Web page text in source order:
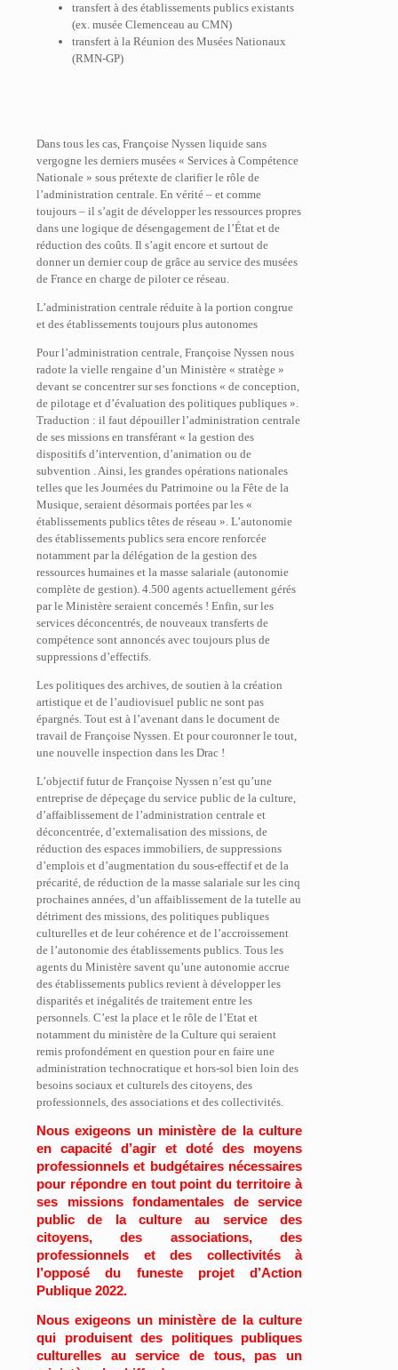
transfert à des établissements publics existants
(ex. musée Clemenceau au CMN)
transfert à la Réunion des Musées Nationaux
(RMN-GP)
Dans tous les cas, Françoise Nyssen liquide sans
vergogne les derniers musées « Services à Compétence
Nationale » sous prétexte de clarifier le rôle de
l’administration centrale. En vérité – et comme
toujours – il s’agit de développer les ressources propres
dans une logique de désengagement de l’État et de
réduction des coûts. Il s’agit encore et surtout de
donner un dernier coup de grâce au service des musées
de France en charge de piloter ce réseau.
L’administration centrale réduite à la portion congrue
et des établissements toujours plus autonomes
Pour l’administration centrale, Françoise Nyssen nous
radote la vielle rengaine d’un Ministère « stratège »
devant se concentrer sur ses fonctions « de conception,
de pilotage et d’évaluation des politiques publiques ».
Traduction : il faut dépouiller l’administration centrale
de ses missions en transférant « la gestion des
dispositifs d’intervention, d’animation ou de
subvention . Ainsi, les grandes opérations nationales
telles que les Journées du Patrimoine ou la Fête de la
Musique, seraient désormais portées par les «
établissements publics têtes de réseau ». L’autonomie
des établissements publics sera encore renforcée
notamment par la délégation de la gestion des
ressources humaines et la masse salariale (autonomie
complète de gestion). 4.500 agents actuellement gérés
par le Ministère seraient concernés ! Enfin, sur les
services déconcentrés, de nouveaux transferts de
compétence sont annoncés avec toujours plus de
suppressions d’effectifs.
Les politiques des archives, de soutien à la création
artistique et de l’audiovisuel public ne sont pas
épargnés. Tout est à l’avenant dans le document de
travail de Françoise Nyssen. Et pour couronner le tout,
une nouvelle inspection dans les Drac !
L’objectif futur de Françoise Nyssen n’est qu’une
entreprise de dépeçage du service public de la culture,
d’affaiblissement de l’administration centrale et
déconcentrée, d’externalisation des missions, de
réduction des espaces immobiliers, de suppressions
d’emplois et d’augmentation du sous-effectif et de la
précarité, de réduction de la masse salariale sur les cinq
prochaines années, d’un affaiblissement de la tutelle au
détriment des missions, des politiques publiques
culturelles et de leur cohérence et de l’accroissement
de l’autonomie des établissements publics. Tous les
agents du Ministère savent qu’une autonomie accrue
des établissements publics revient à développer les
disparités et inégalités de traitement entre les
personnels. C’est la place et le rôle de l’Etat et
notamment du ministère de la Culture qui seraient
remis profondément en question pour en faire une
administration technocratique et hors-sol bien loin des
besoins sociaux et culturels des citoyens, des
professionnels, des associations et des collectivités.
Nous exigeons un ministère de la culture
en capacité d’agir et doté des moyens
professionnels et budgétaires nécessaires
pour répondre en tout point du territoire à
ses missions fondamentales de service
public de la culture au service des
citoyens, des associations, des
professionnels et des collectivités à
l’opposé du funeste projet d’Action
Publique 2022.
Nous exigeons un ministère de la culture
qui produisent des politiques publiques
culturelles au service de tous, pas un